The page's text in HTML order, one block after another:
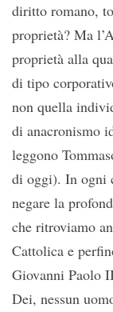
diritto romano,
proprietà? Ma
proprietà alla
di tipo
non quella
di anacronismo
leggono
di oggi). In ogni
negare la
che ritroviamo
Cattolica e
Giovanni Paolo
Dei, nessun